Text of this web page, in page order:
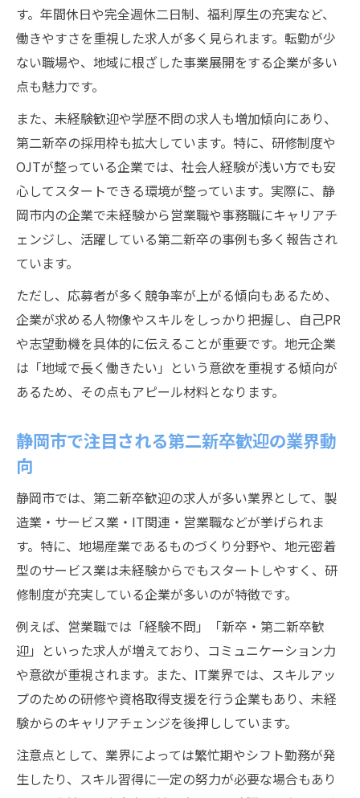
社員定着率が高い企業を探すコツ
す。年間休日や完全週休二日制、福利厚生の充実など、
働きやすさを重視した求人が多く見られます。転勤が少
ない職場や、地域に根ざした事業展開をする企業が多い
点も魅力です。
また、未経験歓迎や学歴不問の求人も増加傾向にあり、
第二新卒の採用枠も拡大しています。特に、研修制度や
OJTが整っている企業では、社会人経験が浅い方でも安
心してスタートできる環境が整っています。実際に、静
岡市内の企業で未経験から営業職や事務職にキャリアチ
ェンジし、活躍している第二新卒の事例も多く報告され
ています。
ただし、応募者が多く競争率が上がる傾向もあるため、
企業が求める人物像やスキルをしっかり把握し、自己PR
や志望動機を具体的に伝えることが重要です。地元企業
は「地域で長く働きたい」という意欲を重視する傾向が
あるため、その点もアピール材料となります。
静岡市で注目される第二新卒歓迎の業界動
向
静岡市では、第二新卒歓迎の求人が多い業界として、製
造業・サービス業・IT関連・営業職などが挙げられま
す。特に、地場産業であるものづくり分野や、地元密着
型のサービス業は未経験からでもスタートしやすく、研
修制度が充実している企業が多いのが特徴です。
例えば、営業職では「経験不問」「新卒・第二新卒歓
迎」といった求人が増えており、コミュニケーション力
や意欲が重視されます。また、IT業界では、スキルアッ
プのための研修や資格取得支援を行う企業もあり、未経
験からのキャリアチェンジを後押ししています。
注意点として、業界によっては繁忙期やシフト勤務が発
生したり、スキル習得に一定の努力が必要な場合もあり